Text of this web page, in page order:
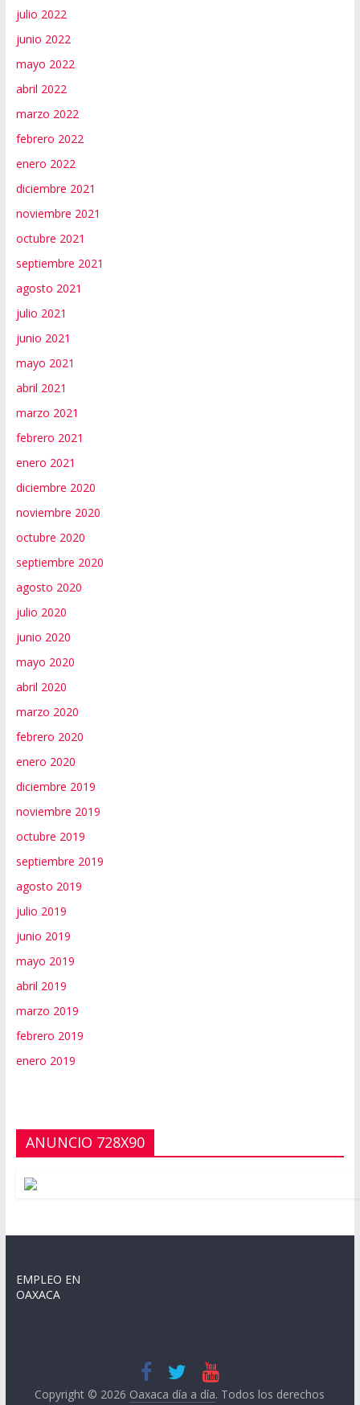
julio 2022
junio 2022
mayo 2022
abril 2022
marzo 2022
febrero 2022
enero 2022
diciembre 2021
noviembre 2021
octubre 2021
septiembre 2021
agosto 2021
julio 2021
junio 2021
mayo 2021
abril 2021
marzo 2021
febrero 2021
enero 2021
diciembre 2020
noviembre 2020
octubre 2020
septiembre 2020
agosto 2020
julio 2020
junio 2020
mayo 2020
abril 2020
marzo 2020
febrero 2020
enero 2020
diciembre 2019
noviembre 2019
octubre 2019
septiembre 2019
agosto 2019
julio 2019
junio 2019
mayo 2019
abril 2019
marzo 2019
febrero 2019
enero 2019
ANUNCIO 728X90
EMPLEO EN
OAXACA
Copyright © 2026 Oaxaca día a día. Todos los derechos